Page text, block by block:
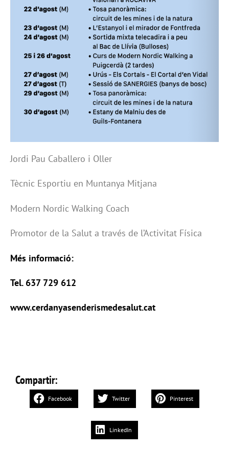
Jordi Pau Caballero i Oller
Tècnic Esportiu en Muntanya Mitjana
Modern Nordic Walking Coach
Promotor de la Salut a través de l’Activitat Física
Més informació:
Tel. 637 729 612
www.cerdanyasenderismedesalut.cat
Compartir:
Facebook Twitter Pinterest
LinkedIn